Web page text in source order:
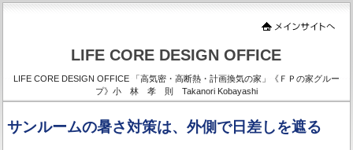
LIFE CORE DESIGN OFFICE
LIFE CORE DESIGN OFFICE 「高気密・高断熱・計画換気の家」《ＦＰの家グルー
プ》小 林 孝 則 Takanori Kobayashi
サンルームの暑さ対策は、外側で日差しを遮る